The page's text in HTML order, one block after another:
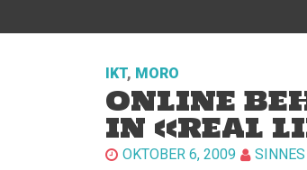
IKT, MORO
ONLINE
IN «REAL
OKTOBER 6, 2009 SINNES